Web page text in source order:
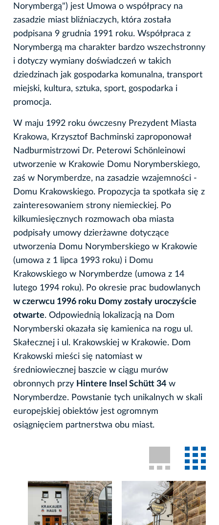
Norymbergą") jest Umowa o współpracy na
zasadzie miast bliźniaczych, która została
podpisana 9 grudnia 1991 roku. Współpraca z
Norymbergą ma charakter bardzo wszechstronny
i dotyczy wymiany doświadczeń w takich
dziedzinach jak gospodarka komunalna, transport
miejski, kultura, sztuka, sport, gospodarka i
promocja.
W maju 1992 roku ówczesny Prezydent Miasta
Krakowa, Krzysztof Bachminski zaproponował
Nadburmistrzowi Dr. Peterowi Schönleinowi
utworzenie w Krakowie Domu Norymberskiego,
zaś w Norymberdze, na zasadzie wzajemności -
Domu Krakowskiego. Propozycja ta spotkała się z
zainteresowaniem strony niemieckiej. Po
kilkumiesięcznych rozmowach oba miasta
podpisały umowy dzierżawne dotyczące
utworzenia Domu Norymberskiego w Krakowie
(umowa z 1 lipca 1993 roku) i Domu
Krakowskiego w Norymberdze (umowa z 14
lutego 1994 roku). Po okresie prac budowlanych
w czerwcu 1996 roku Domy zostały uroczyście
otwarte. Odpowiednią lokalizacją na Dom
Norymberski okazała się kamienica na rogu ul.
Skałecznej i ul. Krakowskiej w Krakowie. Dom
Krakowski mieści się natomiast w
średniowiecznej baszcie w ciągu murów
obronnych przy Hintere Insel Schütt 34 w
Norymberdze. Powstanie tych unikalnych w skali
europejskiej obiektów jest ogromnym
osiągnięciem partnerstwa obu miast.